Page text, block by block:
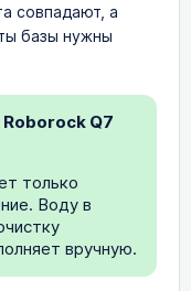
совпадают, а
базы нужны
Q7
только
Воду в
вручную.